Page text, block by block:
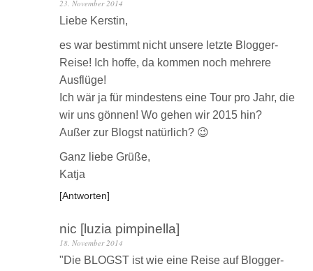
23. November 2014
Liebe Kerstin,
es war bestimmt nicht unsere letzte Blogger-
Reise! Ich hoffe, da kommen noch mehrere
Ausflüge!
Ich wär ja für mindestens eine Tour pro Jahr, die
wir uns gönnen! Wo gehen wir 2015 hin?
Außer zur Blogst natürlich? 😉
Ganz liebe Grüße,
Katja
Antworten
nic [luzia pimpinella]
18. November 2014
"Die BLOGST ist wie eine Reise auf Blogger-